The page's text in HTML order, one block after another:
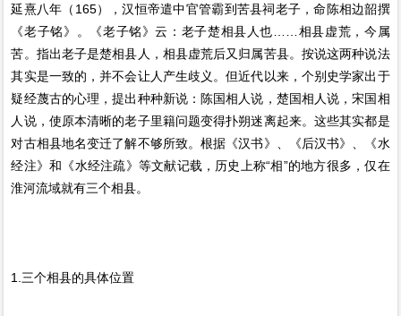
延熹八年（165），汉恒帝遣中官管霸到苦县祠老子，命陈相边韶撰
《老子铭》。《老子铭》云：老子楚相县人也……相县虚荒，今属
苦。指出老子是楚相县人，相县虚荒后又归属苦县。按说这两种说法
其实是一致的，并不会让人产生歧义。但近代以来，个别史学家出于
疑经蔑古的心理，提出种种新说：陈国相人说，楚国相人说，宋国相
人说，使原本清晰的老子里籍问题变得扑朔迷离起来。这些其实都是
对古相县地名变迁了解不够所致。根据《汉书》、《后汉书》、《水
经注》和《水经注疏》等文献记载，历史上称“相”的地方很多，仅在
淮河流域就有三个相县。
1.三个相县的具体位置